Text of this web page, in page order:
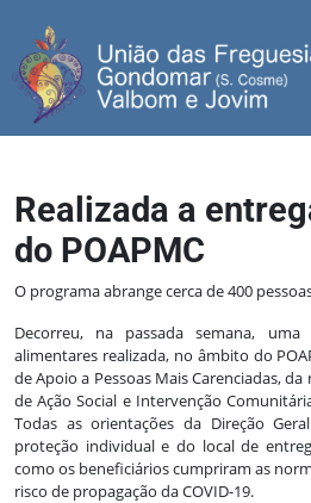
Realizada a
do POAPMC
O programa abrange cerca de 400
Decorreu, na passada semana,
alimentares realizada, no âmbito do
de Apoio a Pessoas Mais Carenciadas,
de Ação Social e Intervenção
Todas as orientações da Direção
proteção individual e do local de
como os beneficiários cumpriram as
risco de propagação da COVID-19.